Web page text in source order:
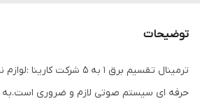
توضیحات
ترمینال تقسیم برق ۱ به ۵
حرفه ای سیستم صوتی لازم و ضروری است.به